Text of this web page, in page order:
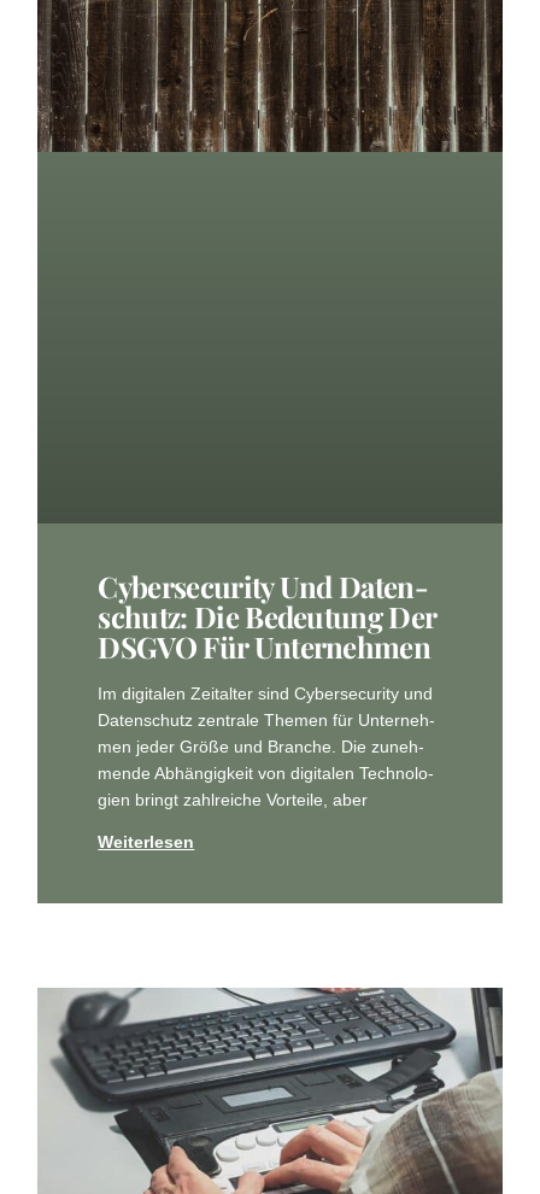
Cyber­se­cu­ri­ty Und Daten­
Schutz: Die Bedeu­tung Der
DSGVO Für Unternehmen
Im digi­ta­len Zeit­al­ter sind Cyber­se­cu­ri­ty und
Daten­schutz zen­tra­le The­men für Unter­neh­
men jeder Grö­ße und Bran­che. Die zuneh­
men­de Abhän­gig­keit von digi­ta­len Tech­no­lo­
gien bringt zahl­rei­che Vor­tei­le, aber
Weiterlesen